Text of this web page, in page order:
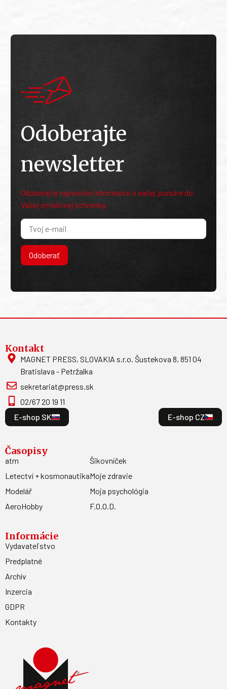
Odoberajte
newsletter
Odoberajte najnovšie informácie o našej ponuke do
Vašej emailovej schránky.
Odoberať
Kontakt
MAGNET PRESS, SLOVAKIA s.r.o. Šustekova 8, 851 04
Bratislava - Petržalka
sekretariat@press.sk
02/67 20 19 11
E-shop SK
E-shop CZ
Časopisy
atm
Letectví + kosmonautika
Modelář
AeroHobby
Šikovníček
Moje zdravie
Moja psychológia
F.O.O.D.
Informácie
Vydavateľstvo
Predplatné
Archív
Inzercia
GDPR
Kontakty